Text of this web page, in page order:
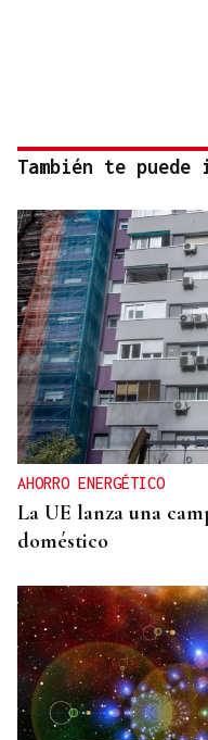
También te
AHORRO ENERGÉTICO
La UE lanza una
doméstico